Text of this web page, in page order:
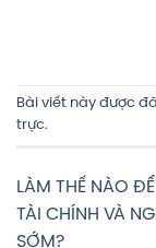
Bài viết này được
trực.
LÀM THẾ NÀO
TÀI CHÍNH VÀ
SỚM?